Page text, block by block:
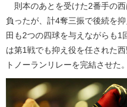
則本のあとを受けた2番手の
負ったが、計4奪三振で後続を
田も2つの四球を与えながらも1
は第1戦でも抑え役を任された
トノーランリレーを完結させた。